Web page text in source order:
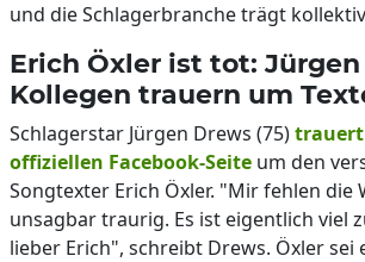
und die Schlagerbranche trägt
Erich Öxler ist tot:
Kollegen trauern um
Schlagerstar Jürgen Drews (75)
offiziellen Facebook-Seite um den
Songtexter Erich Öxler. "Mir fehlen die
unsagbar traurig. Es ist eigentlich viel
lieber Erich", schreibt Drews. Öxler sei